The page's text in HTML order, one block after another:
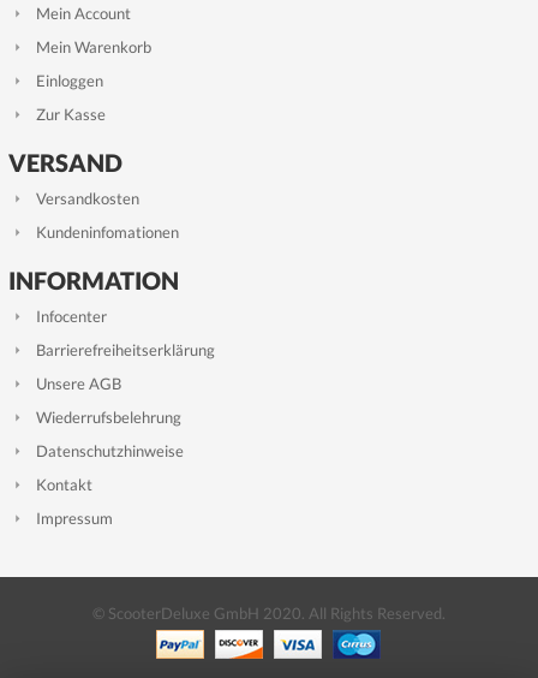
Mein Account
Mein Warenkorb
Einloggen
Zur Kasse
VERSAND
Versandkosten
Kundeninfomationen
INFORMATION
Infocenter
Barrierefreiheitserklärung
Unsere AGB
Wiederrufsbelehrung
Datenschutzhinweise
Kontakt
Impressum
© ScooterDeluxe GmbH 2020. All Rights Reserved.